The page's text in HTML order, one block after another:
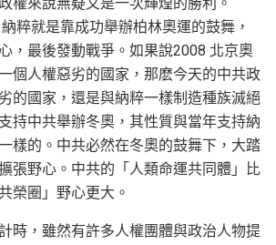
粹就是靠成功舉辦柏林奧運的鼓舞，
，最後發動戰爭。如果說2008 北京奧
個人權惡劣的國家，那麽今天的中共政
的國家，還是與納粹一樣制造種族滅絕
持中共舉辦冬奧，其性質與當年支持納
樣的。中共必然在冬奧的鼓舞下，大踏
張野心。中共的「人類命運共同體」比
榮圈」野心更大。
時，雖然有許多人權團體與政治人物提